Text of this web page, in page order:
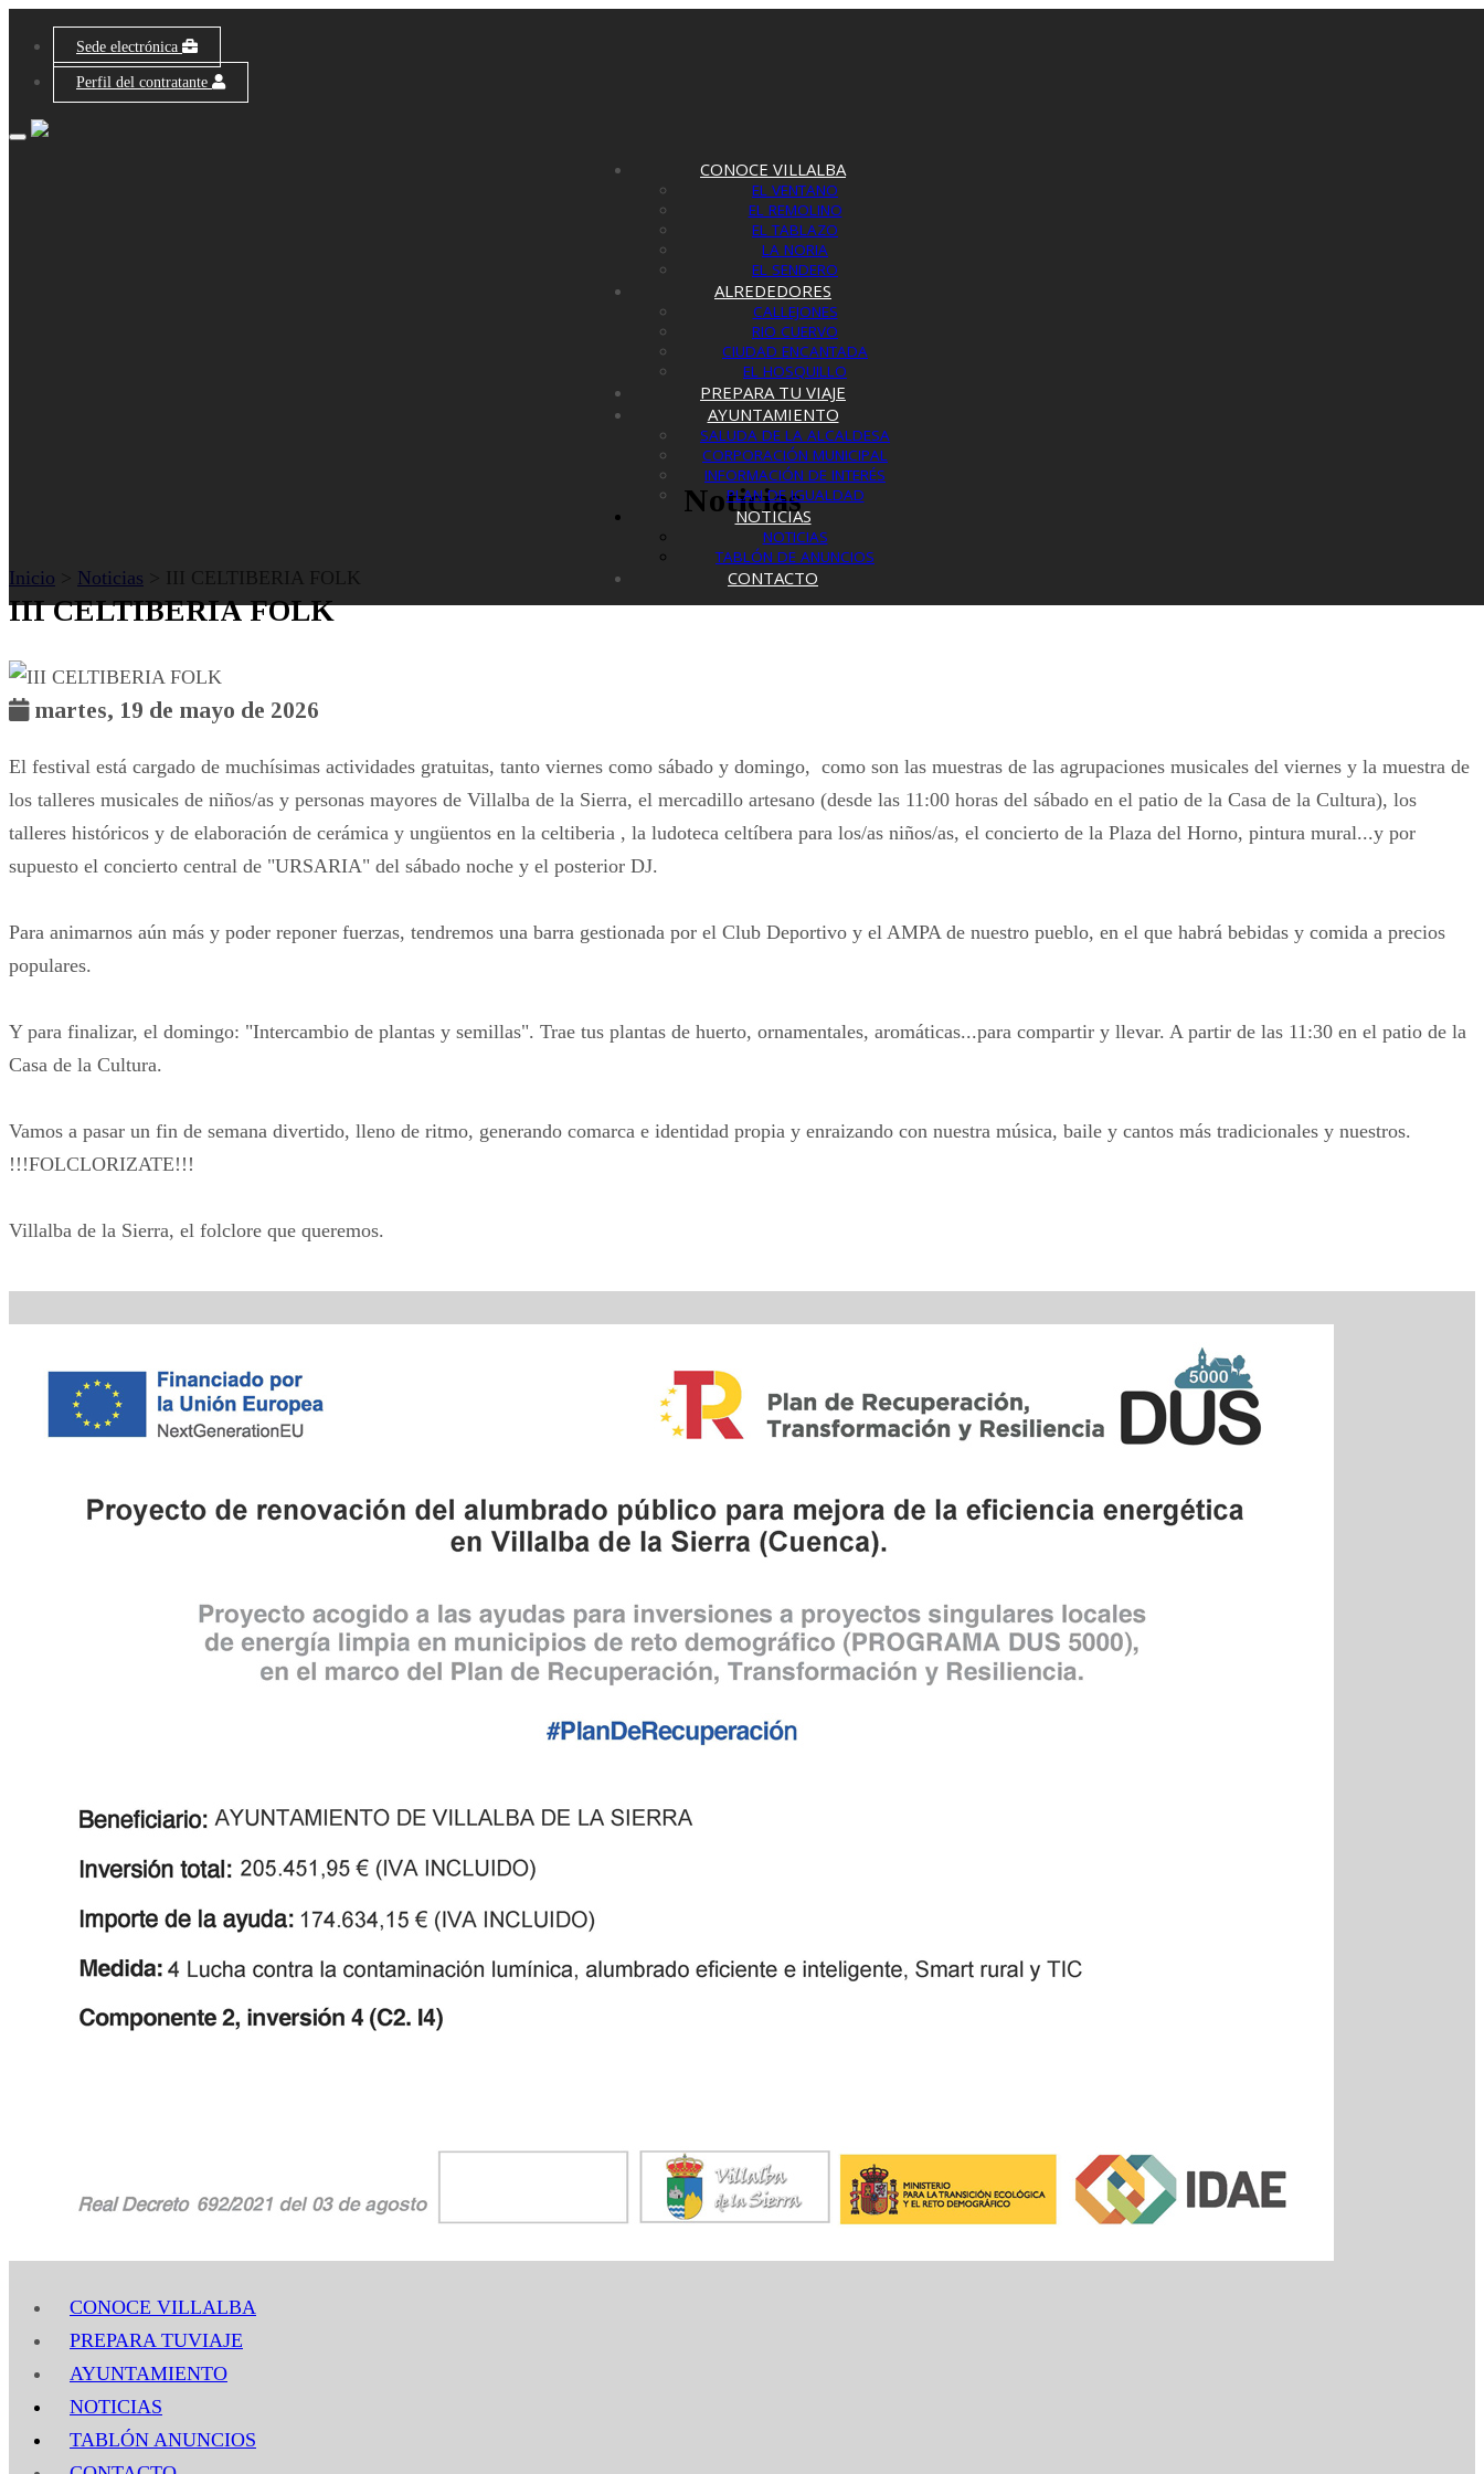
Sede electrónica
Perfil del contratante
Toggle
CONOCE VILLALBA
EL VENTANO
EL REMOLINO
EL TABLAZO
LA NORIA
EL SENDERO
ALREDEDORES
CALLEJONES
RIO CUERVO
CIUDAD ENCANTADA
EL HOSQUILLO
PREPARA TU VIAJE
AYUNTAMIENTO
SALUDA DE LA ALCALDESA
CORPORACIÓN MUNICIPAL
INFORMACIÓN DE INTERÉS
PLAN DE IGUALDAD
NOTICIAS
NOTICIAS
TABLÓN DE ANUNCIOS
CONTACTO
Noticias
Inicio > Noticias > III CELTIBERIA FOLK
III CELTIBERIA FOLK
martes, 19 de mayo de 2026
El festival está cargado de muchísimas actividades gratuitas, tanto viernes como sábado y domingo, como son las muestras de las agrupaciones musicales del viernes y la muestra de
los talleres musicales de niños/as y personas mayores de Villalba de la Sierra, el mercadillo artesano (desde las 11:00 horas del sábado en el patio de la Casa de la Cultura), los
talleres históricos y de elaboración de cerámica y ungüentos en la celtiberia , la ludoteca celtíbera para los/as niños/as, el concierto de la Plaza del Horno, pintura mural...y por
supuesto el concierto central de "URSARIA" del sábado noche y el posterior DJ.
Para animarnos aún más y poder reponer fuerzas, tendremos una barra gestionada por el Club Deportivo y el AMPA de nuestro pueblo, en el que habrá bebidas y comida a precios
populares.
Y para finalizar, el domingo: "Intercambio de plantas y semillas". Trae tus plantas de huerto, ornamentales, aromáticas...para compartir y llevar. A partir de las 11:30 en el patio de la
Casa de la Cultura.
Vamos a pasar un fin de semana divertido, lleno de ritmo, generando comarca e identidad propia y enraizando con nuestra música, baile y cantos más tradicionales y nuestros.
!!!FOLCLORIZATE!!!
Villalba de la Sierra, el folclore que queremos.
CONOCE VILLALBA
PREPARA TUVIAJE
AYUNTAMIENTO
NOTICIAS
TABLÓN ANUNCIOS